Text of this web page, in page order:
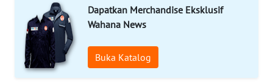
Dapatkan Merchandise Eksklusif
Wahana News
Buka Katalog
WAHANA
SPORT
WAHANA